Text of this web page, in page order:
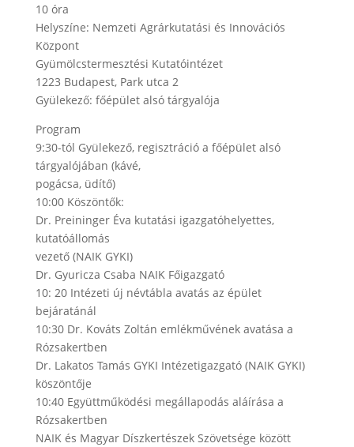
10 óra
Helyszíne: Nemzeti Agrárkutatási és Innovációs
Központ
Gyümölcstermesztési Kutatóintézet
1223 Budapest, Park utca 2
Gyülekező: főépület alsó tárgyalója
Program
9:30-tól Gyülekező, regisztráció a főépület alsó
tárgyalójában (kávé,
pogácsa, üdítő)
10:00 Köszöntők:
Dr. Preininger Éva kutatási igazgatóhelyettes,
kutatóállomás
vezető (NAIK GYKI)
Dr. Gyuricza Csaba NAIK Főigazgató
10: 20 Intézeti új névtábla avatás az épület
bejáratánál
10:30 Dr. Kováts Zoltán emlékművének avatása a
Rózsakertben
Dr. Lakatos Tamás GYKI Intézetigazgató (NAIK GYKI)
köszöntője
10:40 Együttműködési megállapodás aláírása a
Rózsakertben
NAIK és Magyar Díszkertészek Szövetsége között